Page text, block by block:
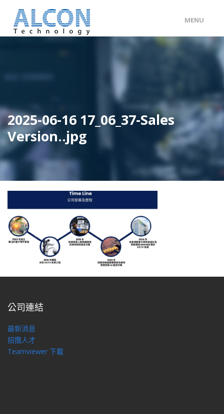
MENU
ENG / 中文
產品及服務
工程個案
聯絡我們
2025-06-16 17_06_37-Sales
Version..jpg
公司連結
最新消息
招攬人才
Teamviewer 下載